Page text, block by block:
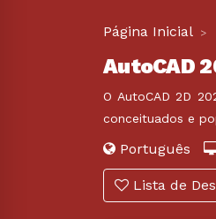
Página Inicial
AutoCAD
O AutoCAD 2D
conceituados e
Português
Lista de